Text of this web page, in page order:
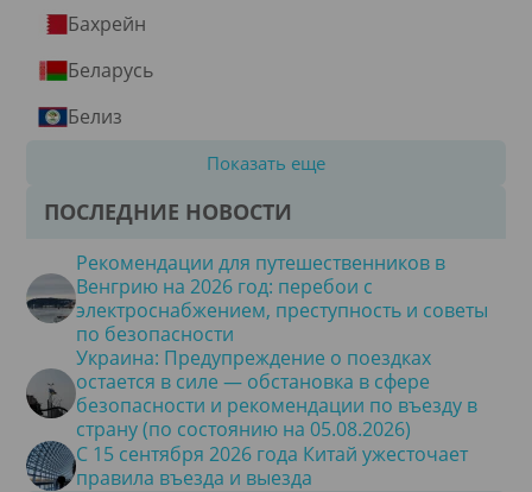
Бахрейн
Беларусь
Белиз
Показать еще
ПОСЛЕДНИЕ НОВОСТИ
Рекомендации для путешественников в
Венгрию на 2026 год: перебои с
электроснабжением, преступность и советы
по безопасности
Украина: Предупреждение о поездках
остается в силе — обстановка в сфере
безопасности и рекомендации по въезду в
страну (по состоянию на 05.08.2026)
С 15 сентября 2026 года Китай ужесточает
правила въезда и выезда